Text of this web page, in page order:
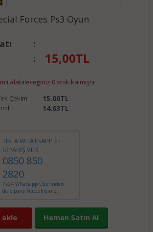
Forces Ps3 Oyun
:
: 15,00TL
alabileceğiniz 0 stok kalmıştır.
Çekim : 15.00TL
: 14.63TL
TIKLA WHATSAPP İLE
SİPARİŞ VER
0850 850
2820
7x24 Whatsapp Üzerinden
de Sipariş Verebilirsiniz.
ekle Hemen Satın Al